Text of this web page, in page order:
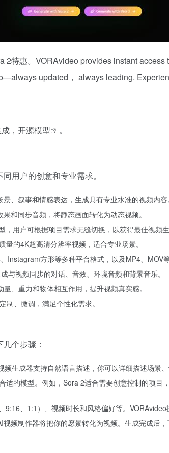
特惠。VORAvideo provides instant
updated， always leading.
， 开源模型 。
用户的创意和专业需求。
、叙事和情感表达，生成具有专业水准的视频内容
和同步音频，将静态画面转化为动态视频。
用户可根据项目需求无缝切换，以获得最佳视频生
的4K超高清分辨率视频，适合专业场景。
Instagram方形等多种平台格式，以及MP4、MOV等
与视频同步的对话、音效、环境音频和背景音乐。
、重力和物体相互作用，提升视频真实感。
、微调，满足个性化需求。
个步骤：
生成器支持自然语言描述，你可以详细描述场景
适的模型。例如，Sora 2适合需要创意控制的项
、1:1）、视频时长和风格偏好等。VORAvideo
频制作器将把你的愿景转化为视频。生成完成后